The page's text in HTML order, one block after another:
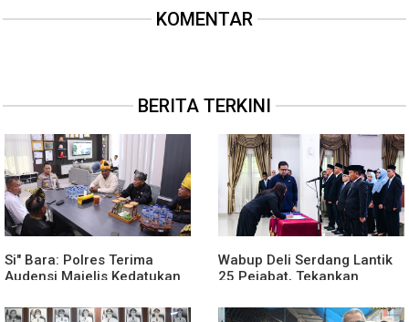
KOMENTAR
BERITA TERKINI
Si" Bara: Polres Terima
Audensi Majelis Kedatukan
Wabup Deli Serdang Lantik
25 Pejabat, Tekankan
Cepat dan Humanis